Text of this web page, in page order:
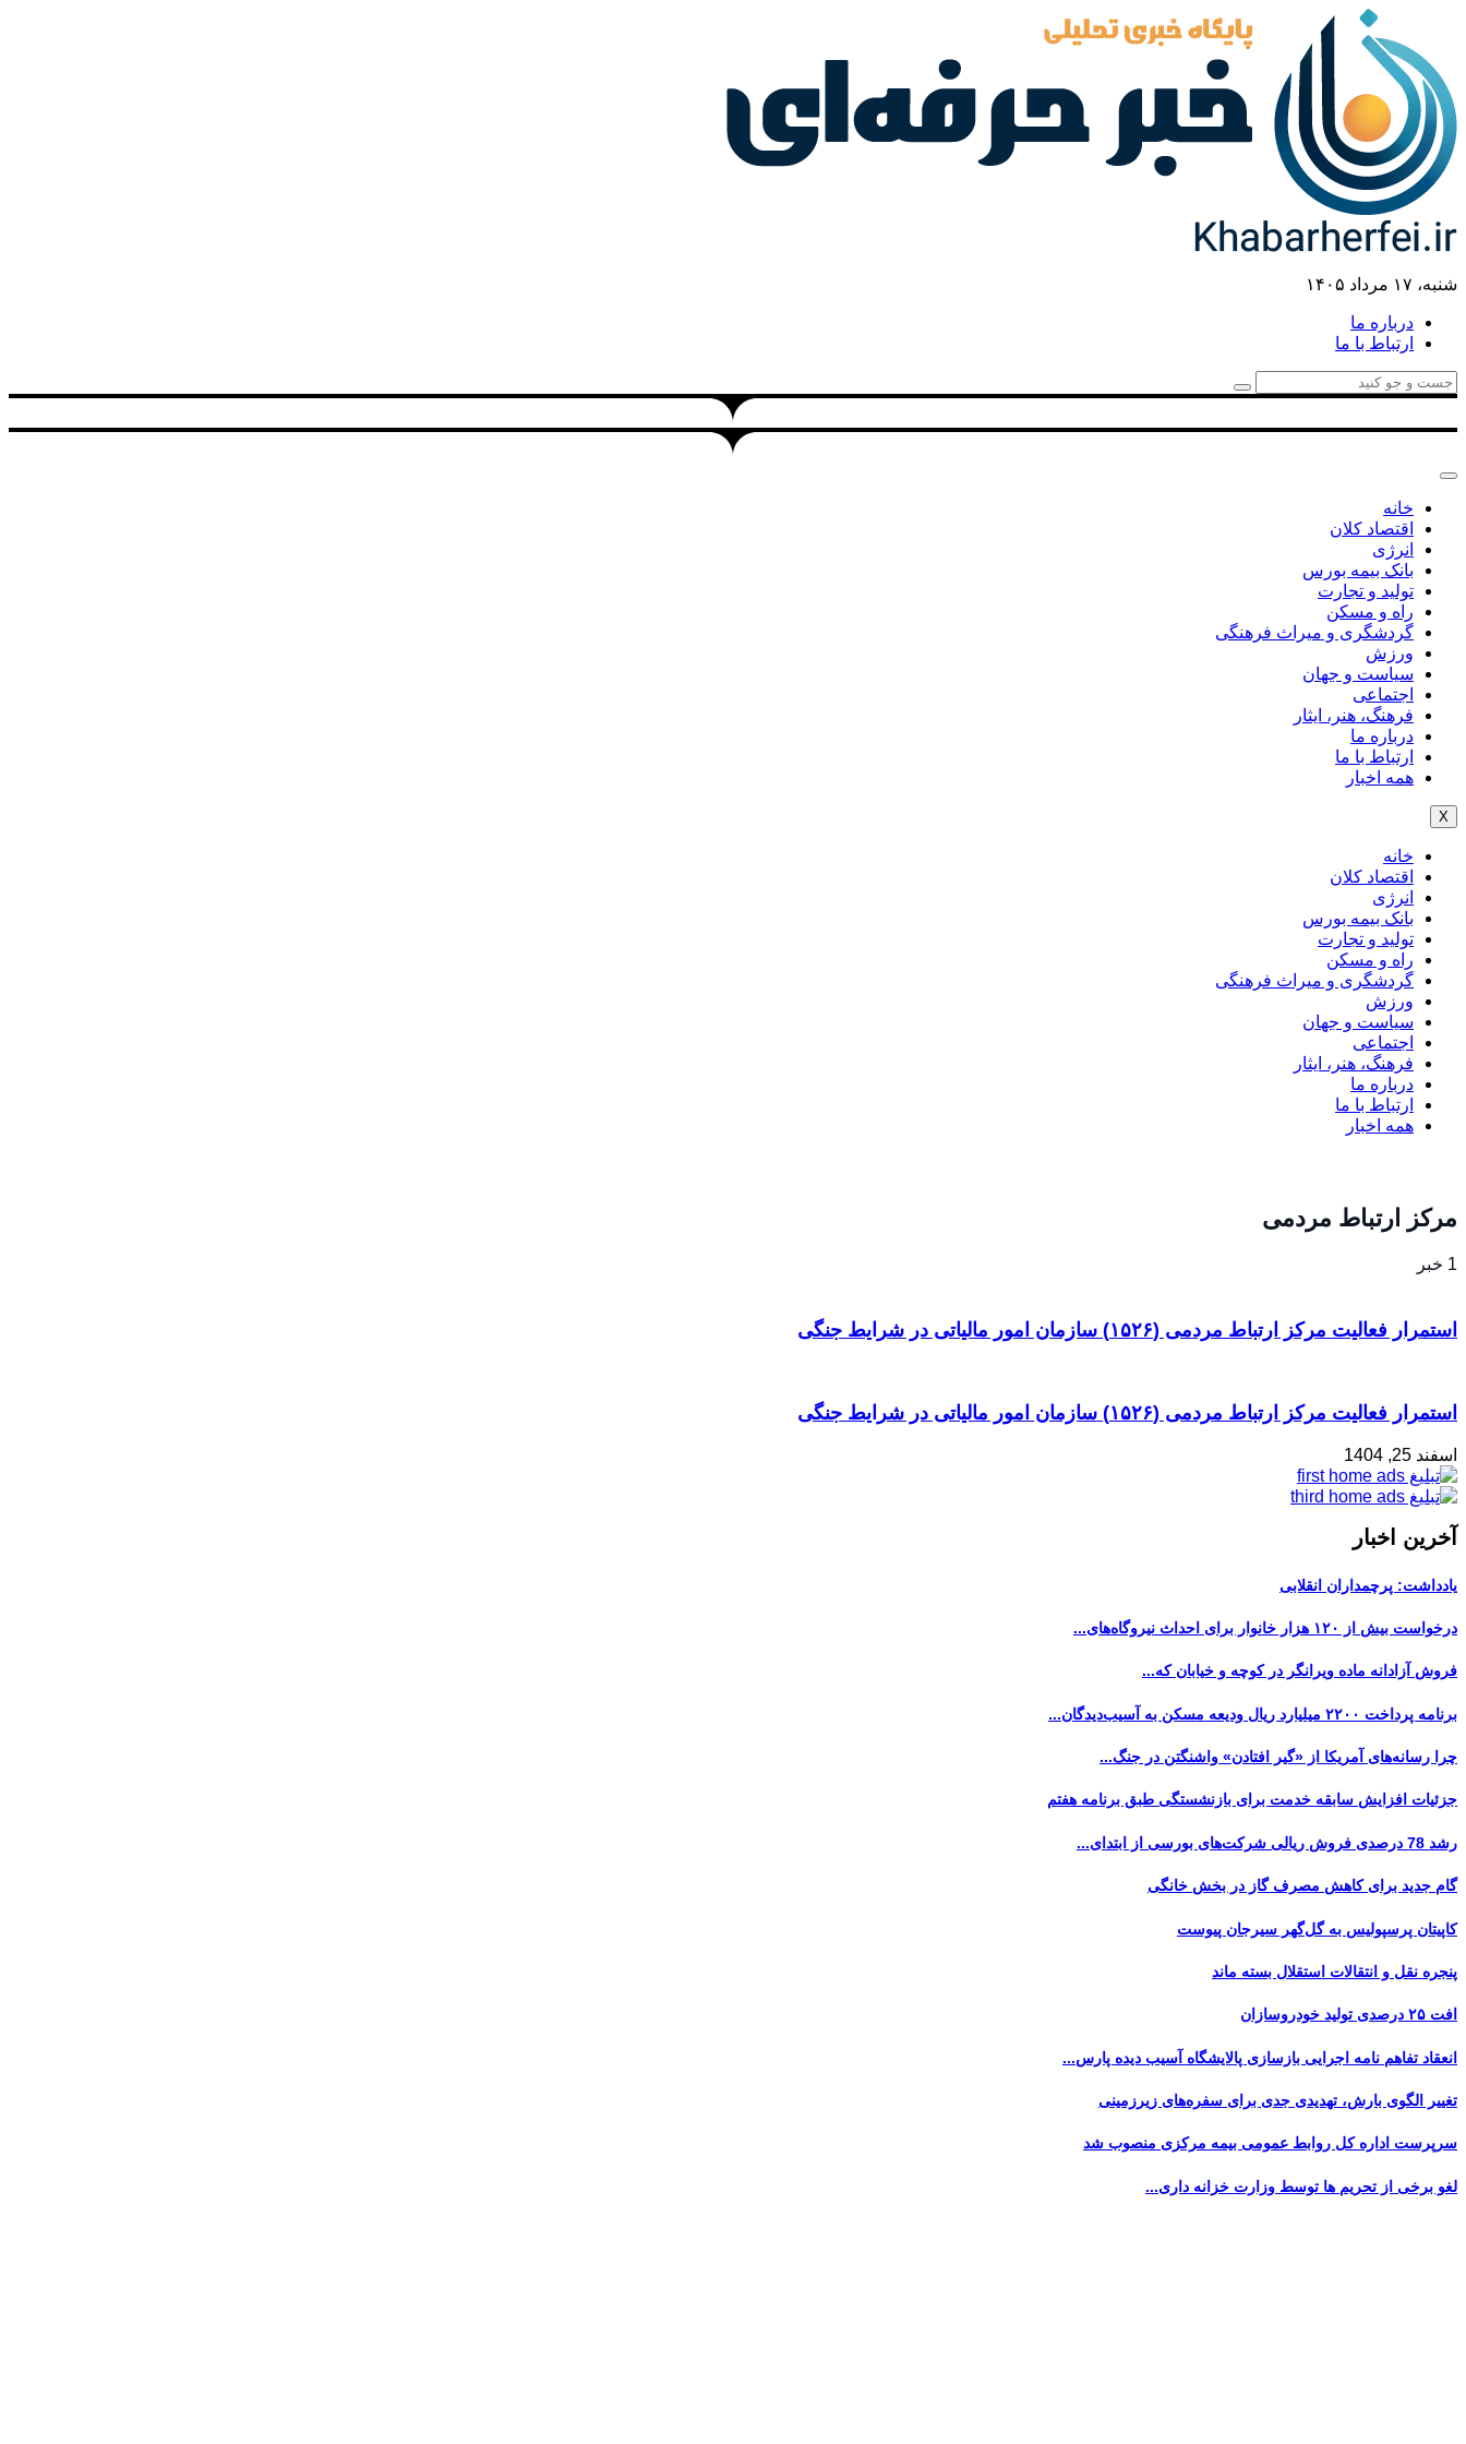
شنبه، ۱۷ مرداد ۱۴۰۵
درباره ما
ارتباط با ما
خانه
اقتصاد کلان
انرژی
بانک بیمه بورس
تولید و تجارت
راه و مسکن
گردشگری و میراث فرهنگی
ورزش
سیاست و جهان
اجتماعی
فرهنگ، هنر، ایثار
درباره ما
ارتباط با ما
همه اخبار
X
خانه
اقتصاد کلان
انرژی
بانک بیمه بورس
تولید و تجارت
راه و مسکن
گردشگری و میراث فرهنگی
ورزش
سیاست و جهان
اجتماعی
فرهنگ، هنر، ایثار
درباره ما
ارتباط با ما
همه اخبار
مرکز ارتباط مردمی
1 خبر
استمرار فعالیت مرکز ارتباط مردمی (۱۵۲۶) سازمان امور مالیاتی در شرایط جنگی
استمرار فعالیت مرکز ارتباط مردمی (۱۵۲۶) سازمان امور مالیاتی در شرایط جنگی
اسفند 25, 1404
آخرین اخبار
یادداشت: پرچمداران انقلابی
درخواست بیش از ۱۲۰ هزار خانوار برای احداث نیروگاه‌های...
فروش آزادانه ماده ویرانگر در کوچه و خیابان که...
برنامه پرداخت ۲۲۰۰ میلیارد ریال ودیعه مسکن به آسیب‌دیدگان...
چرا رسانه‌های آمریکا از «گیر افتادن» واشنگتن در جنگ...
جزئیات افزایش سابقه خدمت برای بازنشستگی طبق برنامه هفتم
رشد 78 درصدی فروش ریالی شرکت‌های بورسی از ابتدای...
گام جدید برای کاهش مصرف گاز در بخش خانگی
کاپیتان پرسپولیس به گل‌گهر سیرجان پیوست
پنجره‌ نقل و انتقالات استقلال بسته ماند
افت ۲۵ درصدی تولید خودروسازان
انعقاد تفاهم نامه اجرایی بازسازی پالایشگاه آسیب دیده پارس...
تغییر الگوی بارش، تهدیدی جدی برای سفره‌های زیرزمینی
سرپرست اداره کل روابط عمومی بیمه مرکزی منصوب شد
لغو برخی از تحریم ها توسط وزارت خزانه داری...